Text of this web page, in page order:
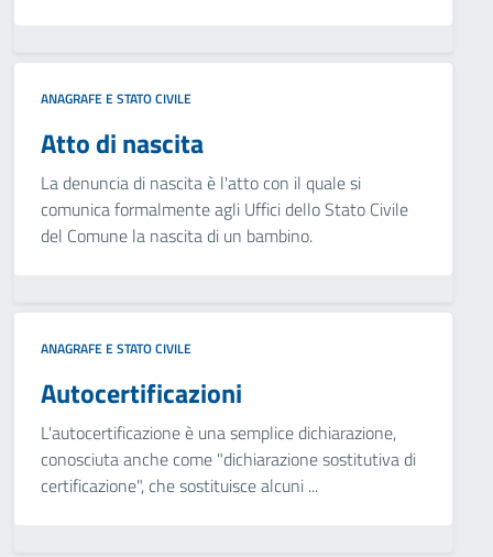
ANAGRAFE E STATO CIVILE
Atto di nascita
La denuncia di nascita è l'atto con il quale si
comunica formalmente agli Uffici dello Stato Civile
del Comune la nascita di un bambino.
ANAGRAFE E STATO CIVILE
Autocertificazioni
L'autocertificazione è una semplice dichiarazione,
conosciuta anche come "dichiarazione sostitutiva di
certificazione", che sostituisce alcuni ...